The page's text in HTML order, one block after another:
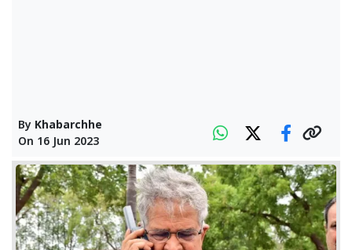
By Khabarchhe
On 16 Jun 2023